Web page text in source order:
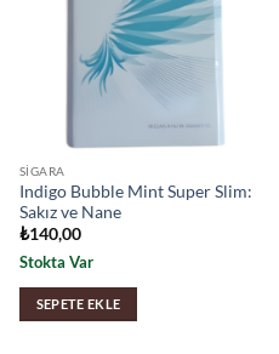
SIGARA
Indigo Bubble Mint Super Slim:
Sakız ve Nane
₺140,00
Stokta Var
SEPETE EKLE